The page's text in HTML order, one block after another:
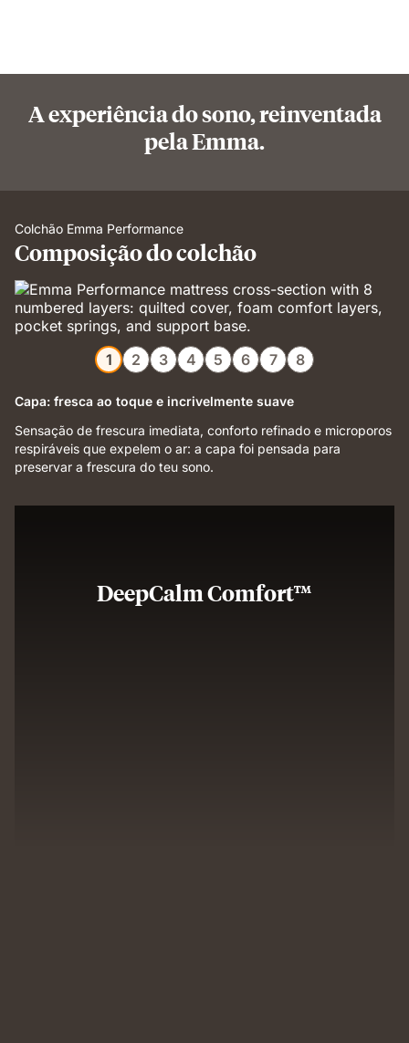
A experiência do sono, reinventada
pela Emma.
Colchão Emma Performance
Composição do colchão
1 2 3 4 5 6 7 8
Capa: fresca ao toque e incrivelmente suave
Sensação de frescura imediata, conforto refinado e microporos
respiráveis que expelem o ar: a capa foi pensada para
preservar a frescura do teu sono.
DeepCalm Comfort™